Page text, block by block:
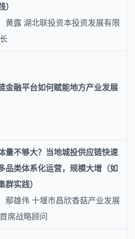
黄露 湖北联投资本投资发展有限
金融平台如何赋能地方产业发展
量不够大？当地城投供应链快速
品类体系化运营，规模大增 （如
群实践）
鄢雄伟 十堰市昌欣香菇产业发展
席战略顾问